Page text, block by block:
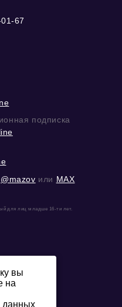
67
подписка
@mazov или MAX
для лиц младше 16-ти лет.
вы
на
данных